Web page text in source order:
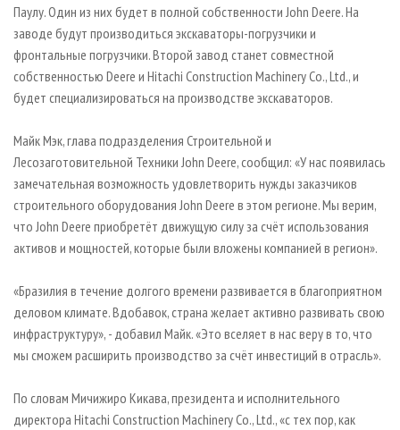
Паулу. Один из них будет в полной собственности John Deere. На
заводе будут производиться экскаваторы-погрузчики и
фронтальные погрузчики. Второй завод станет совместной
собственностью Deere и Hitachi Construction Machinery Co., Ltd., и
будет специализироваться на производстве экскаваторов.
Майк Мэк, глава подразделения Строительной и
Лесозаготовительной Техники John Deere, сообщил: «У нас появилась
замечательная возможность удовлетворить нужды заказчиков
строительного оборудования John Deere в этом регионе. Мы верим,
что John Deere приобретёт движущую силу за счёт использования
активов и мощностей, которые были вложены компанией в регион».
«Бразилия в течение долгого времени развивается в благоприятном
деловом климате. Вдобавок, страна желает активно развивать свою
инфраструктуру», - добавил Майк. «Это вселяет в нас веру в то, что
мы сможем расширить производство за счёт инвестиций в отрасль».
По словам Мичижиро Кикава, президента и исполнительного
директора Hitachi Construction Machinery Co., Ltd., «с тех пор, как